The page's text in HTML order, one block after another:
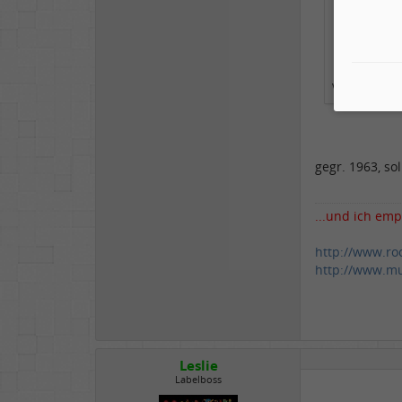
gab es
Verrate
gegr. 1963,
...und ich
http://
http://
Leslie
Labelboss